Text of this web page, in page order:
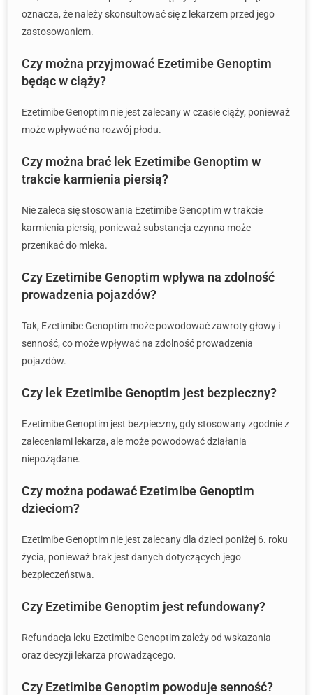
oznacza, że należy skonsultować się z lekarzem przed jego
zastosowaniem.
Czy można przyjmować Ezetimibe Genoptim
będąc w ciąży?
Ezetimibe Genoptim nie jest zalecany w czasie ciąży, ponieważ
może wpływać na rozwój płodu.
Czy można brać lek Ezetimibe Genoptim w
trakcie karmienia piersią?
Nie zaleca się stosowania Ezetimibe Genoptim w trakcie
karmienia piersią, ponieważ substancja czynna może
przenikać do mleka.
Czy Ezetimibe Genoptim wpływa na zdolność
prowadzenia pojazdów?
Tak, Ezetimibe Genoptim może powodować zawroty głowy i
senność, co może wpływać na zdolność prowadzenia
pojazdów.
Czy lek Ezetimibe Genoptim jest bezpieczny?
Ezetimibe Genoptim jest bezpieczny, gdy stosowany zgodnie z
zaleceniami lekarza, ale może powodować działania
niepożądane.
Czy można podawać Ezetimibe Genoptim
dzieciom?
Ezetimibe Genoptim nie jest zalecany dla dzieci poniżej 6. roku
życia, ponieważ brak jest danych dotyczących jego
bezpieczeństwa.
Czy Ezetimibe Genoptim jest refundowany?
Refundacja leku Ezetimibe Genoptim zależy od wskazania
oraz decyzji lekarza prowadzącego.
Czy Ezetimibe Genoptim powoduje senność?